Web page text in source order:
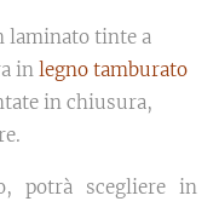
laminato tinte a
in legno tamburato
in chiusura,
potrà scegliere in